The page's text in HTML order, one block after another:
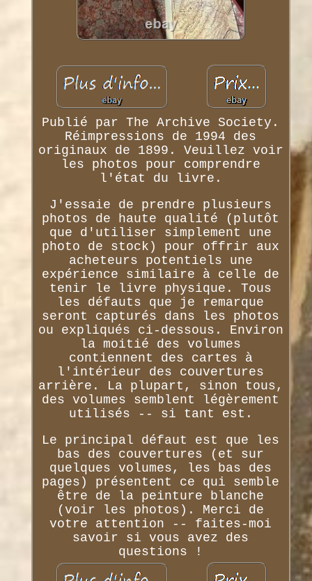
Publié par The Archive Society.
Réimpressions de 1994 des
originaux de 1899. Veuillez voir
les photos pour comprendre
l'état du livre.
J'essaie de prendre plusieurs
photos de haute qualité (plutôt
que d'utiliser simplement une
photo de stock) pour offrir aux
acheteurs potentiels une
expérience similaire à celle de
tenir le livre physique. Tous
les défauts que je remarque
seront capturés dans les photos
ou expliqués ci-dessous. Environ
la moitié des volumes
contiennent des cartes à
l'intérieur des couvertures
arrière. La plupart, sinon tous,
des volumes semblent légèrement
utilisés -- si tant est.
Le principal défaut est que les
bas des couvertures (et sur
quelques volumes, les bas des
pages) présentent ce qui semble
être de la peinture blanche
(voir les photos). Merci de
votre attention -- faites-moi
savoir si vous avez des
questions !